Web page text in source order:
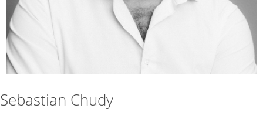
Sebastian Chudy